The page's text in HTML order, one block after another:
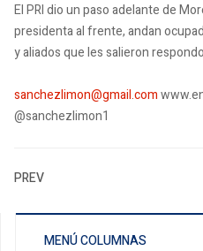
El PRI dio un paso adelante de
presidenta al frente, andan
y aliados que les salieron
sanchezlimon@gmail.com
@sanchezlimon1
PREV
MENÚ COLUMNAS